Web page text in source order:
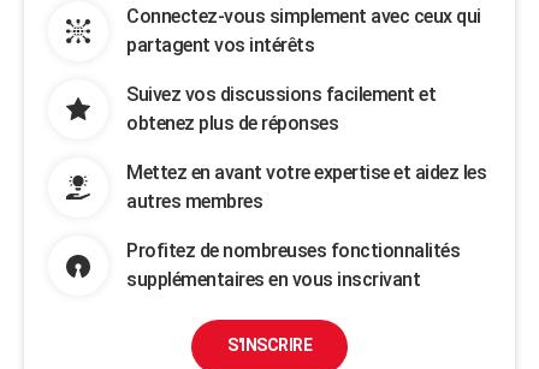
Connectez-vous simplement avec ceux qui
partagent vos intérêts
Suivez vos discussions facilement et
obtenez plus de réponses
Mettez en avant votre expertise et aidez les
autres membres
Profitez de nombreuses fonctionnalités
supplémentaires en vous inscrivant
S'INSCRIRE